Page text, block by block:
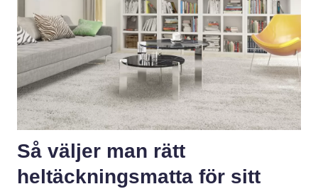
Så väljer man rätt
heltäckningsmatta för sitt